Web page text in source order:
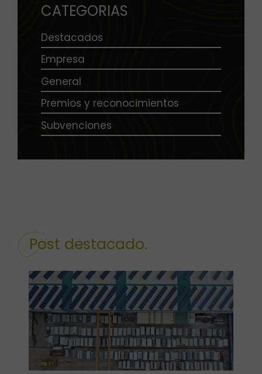
CATEGORIAS
Destacados
Empresa
General
Premios y reconocimientos
Subvenciones
Post destacado.